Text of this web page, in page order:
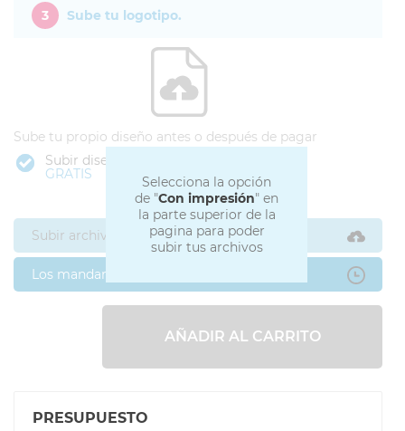
Selecciona la opción
de "Con impresión" en
la parte superior de la
pagina para poder
subir tus archivos
3 Sube tu logotipo.
Sube tu propio diseño antes o después de pagar
Subir diseño
GRATIS
Subir archivos ahora
Los mandaré después
AÑADIR AL CARRITO
PRESUPUESTO